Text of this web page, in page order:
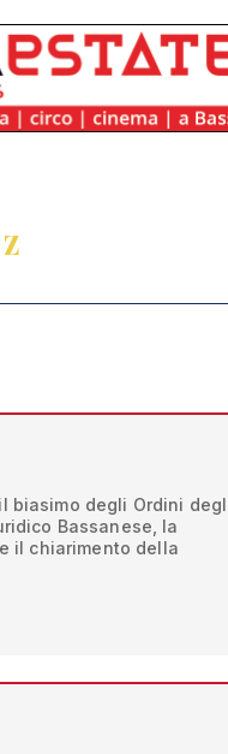
Z
biasimo degli Ordini
Bassanese, la
il chiarimento della